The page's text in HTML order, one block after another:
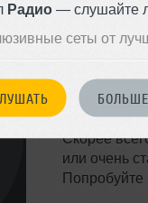
Радио— слушайте
сеты от
Ошибка 404
Скорее
или очень
Попробуйте